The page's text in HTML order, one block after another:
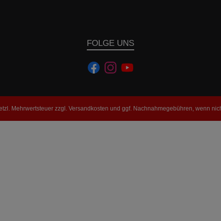
FOLGE UNS
Mehrwertsteuer zzgl. Versandkosten und ggf. Nachnahmegebühren, wenn